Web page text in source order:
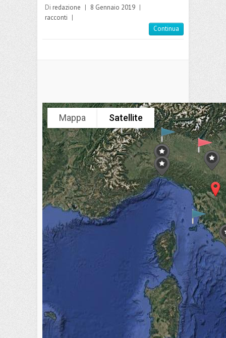
Di redazione | 8 Gennaio 2019 |
racconti |
Continua
Mappa Satellite